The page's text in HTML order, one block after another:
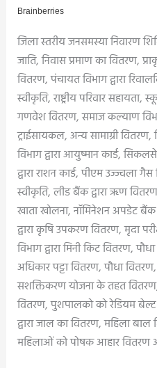
जिला स्तरीय जनसमस्या निवारण
जाति, निवास प्रमाण का वितरण,
वितरण, पंचायत विभाग द्वारा
स्वीकृति, राष्ट्रीय परिवार सहायता,
गणवेश वितरण, समाज कल्याण विभाग
ट्राईसायकल, अन्य सामाग्री
विभाग द्वारा आयुष्मान कार्ड,
द्वारा राशन कार्ड, पीएम उज्ज्वला गैस
स्वीकृति, लीड बैंक द्वारा ऋण
खाता खोलना, नॉमिनेशन अपडेट बैंक
द्वारा कृषि उपकरण वितरण, मृदा
विभाग द्वारा मिनी किट वितरण,
अधिकार पट्टा वितरण, पौधा वितरण,
सशक्तिकरण योजना के तहत
वितरण, पुशपालको को रेडियम
द्वारा जाल का वितरण, महिला बाल
महिलाओं को पोषक आहार वितरण